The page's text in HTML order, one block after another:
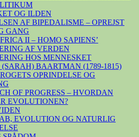
OG ILDEN
AF BIPEDALISME – OPREJST
GANG
II – HOMO SAPIENS’
AF VERDEN
HOS MENNESKET
(SARAH) BAARTMAN (1789-1815)
OPRINDELSE OG
OF PROGRESS – HVORDAN
EVOLUTIONEN?
EVOLUTION OG NATURLIG